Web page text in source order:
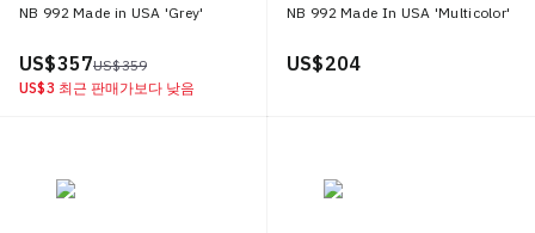
NB 992 Made in USA 'Grey'
US$ 357US$ 359
US$ 3 최근 판매가보다 낮음
NB 992 Made In USA 'Multicolor'
US$ 204